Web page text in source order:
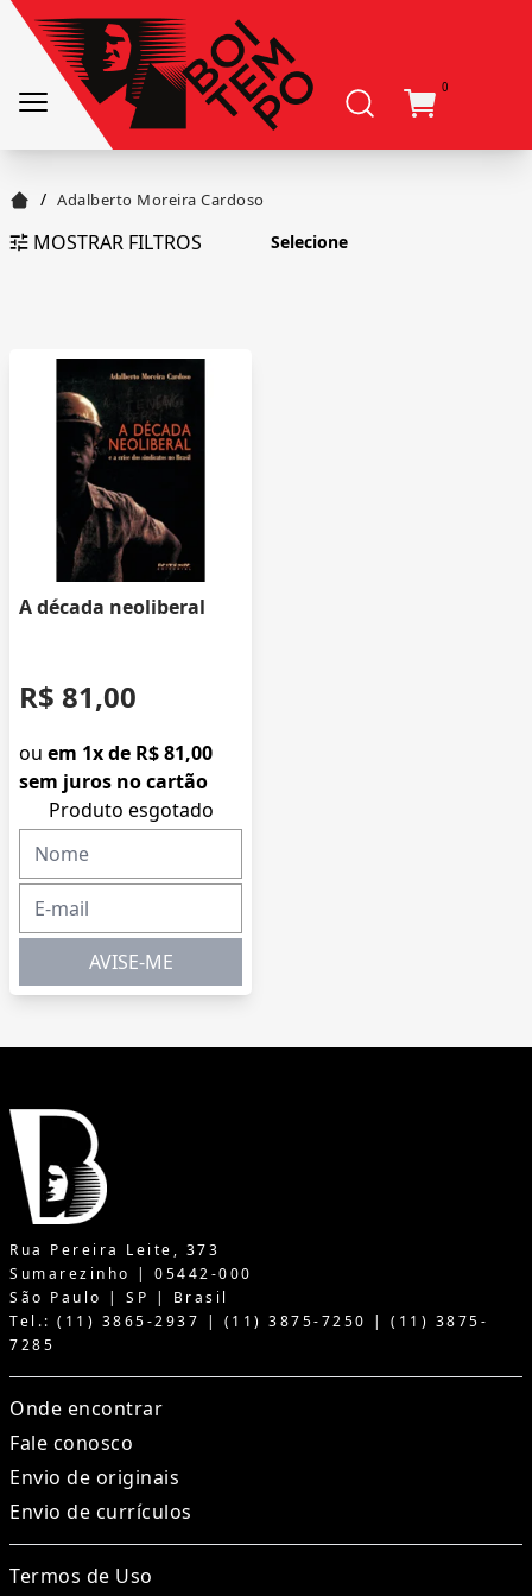
0
/ Adalberto Moreira Cardoso
MOSTRAR FILTROS
A década neoliberal
R$ 81,00
ou em 1x de R$ 81,00
sem juros no cartão
Produto esgotado
AVISE-ME
Rua Pereira Leite, 373
Sumarezinho | 05442-000
São Paulo | SP | Brasil
Tel.: (11) 3865-2937 | (11) 3875-7250 | (11) 3875-
7285
Onde encontrar
Fale conosco
Envio de originais
Envio de currículos
Termos de Uso